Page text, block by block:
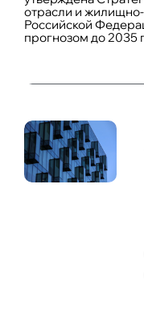
отрасли и
Российской
прогнозом до 2035